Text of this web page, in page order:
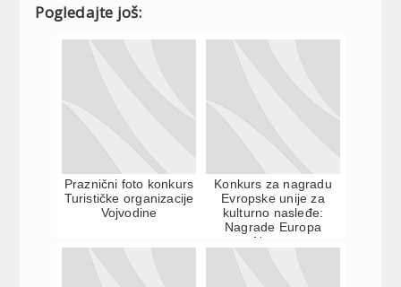
Pogledajte još:
Praznični foto konkurs
Turističke organizacije
Vojvodine
Konkurs za nagradu
Evropske unije za
kulturno nasleđe:
Nagrade Europa
Nostra